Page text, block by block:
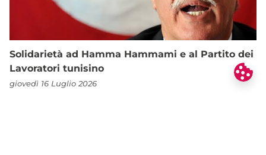
Solidarietà ad Hamma Hammami e al Partito dei
Lavoratori tunisino
giovedì 16 Luglio 2026